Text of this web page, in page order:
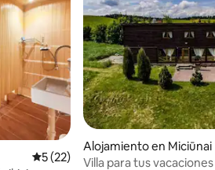
Calificación promedio: 5 de 5, 22
5 (22)
Alojamiento en Miciūnai
Villa para tus vacaciones